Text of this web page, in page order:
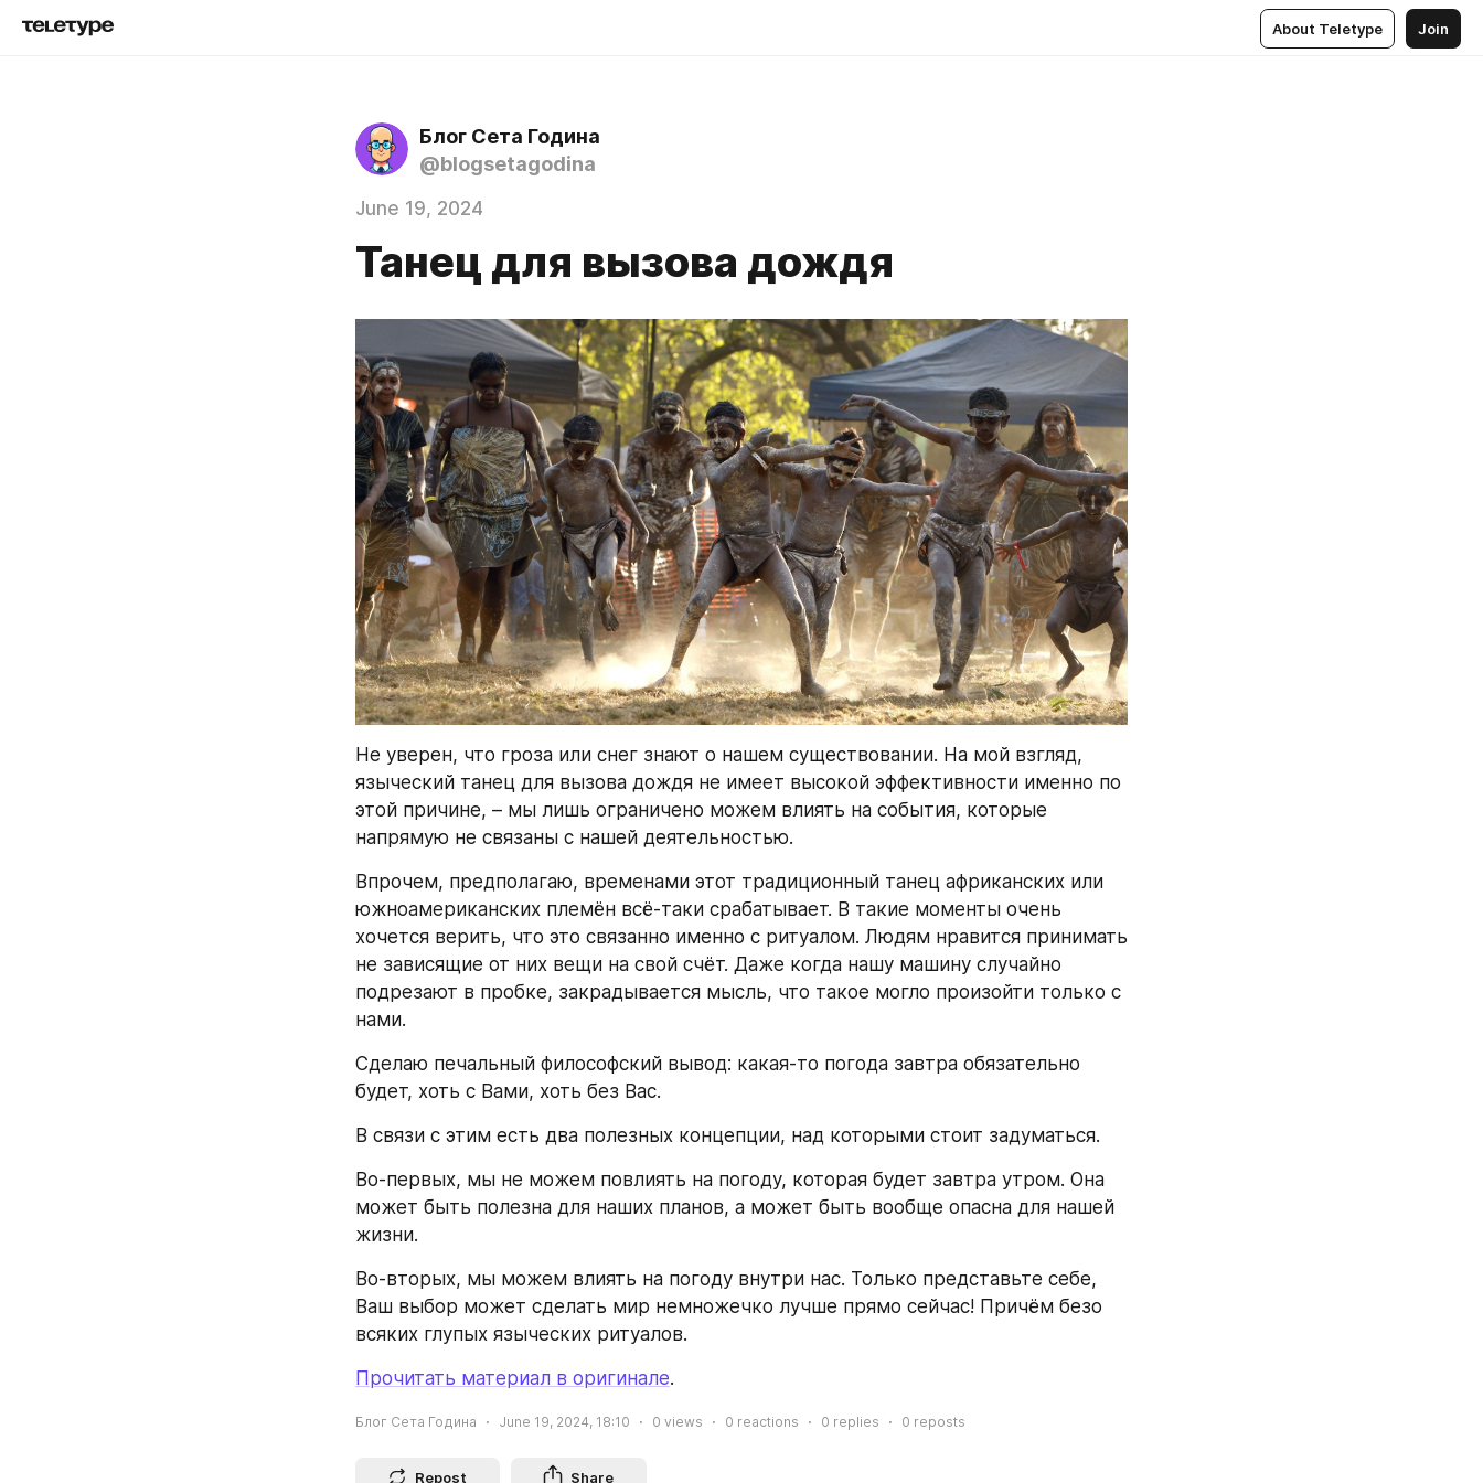
About Teletype Join
Блог Сета Година
@blogsetagodina
June 19, 2024
Танец для вызова дождя
Не уверен, что гроза или снег знают о нашем существовании. На мой взгляд,
языческий танец для вызова дождя не имеет высокой эффективности именно по
этой причине, – мы лишь ограничено можем влиять на события, которые
напрямую не связаны с нашей деятельностью.
Впрочем, предполагаю, временами этот традиционный танец африканских или
южноамериканских племён всё-таки срабатывает. В такие моменты очень
хочется верить, что это связанно именно с ритуалом. Людям нравится принимать
не зависящие от них вещи на свой счёт. Даже когда нашу машину случайно
подрезают в пробке, закрадывается мысль, что такое могло произойти только с
нами.
Сделаю печальный философский вывод: какая-то погода завтра обязательно
будет, хоть с Вами, хоть без Вас.
В связи с этим есть два полезных концепции, над которыми стоит задуматься.
Во-первых, мы не можем повлиять на погоду, которая будет завтра утром. Она
может быть полезна для наших планов, а может быть вообще опасна для нашей
жизни.
Во-вторых, мы можем влиять на погоду внутри нас. Только представьте себе,
Ваш выбор может сделать мир немножечко лучше прямо сейчас! Причём безо
всяких глупых языческих ритуалов.
Прочитать материал в оригинале.
Блог Сета Година June 19, 2024, 18:10 0 views 0 reactions 0 replies 0 reposts
Repost Share